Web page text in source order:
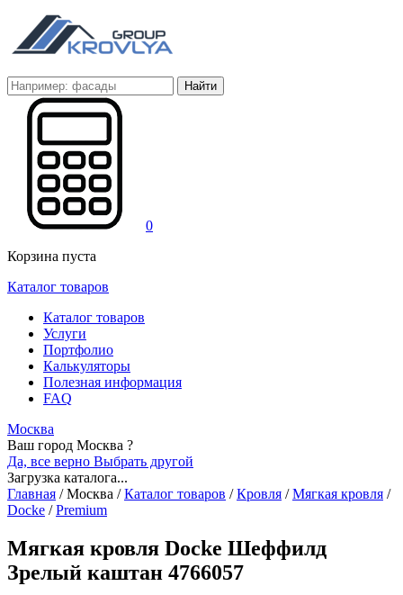
Найти
0
Корзина пуста
Каталог товаров
Каталог товаров
Услуги
Портфолио
Калькуляторы
Полезная информация
FAQ
Москва
Ваш город Москва ?
Да, все верно Выбрать другой
Загрузка каталога...
Главная /Москва / Каталог товаров / Кровля / Мягкая кровля /
Docke / Premium
Мягкая кровля Docke Шеффилд
Зрелый каштан 4766057